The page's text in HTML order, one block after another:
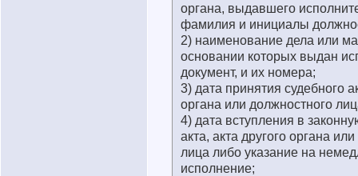
органа, выдавшего
фамилия и инициалы
2) наименование дела или
основании которых выдан
документ, и их номера;
3) дата принятия судебного
органа или должностного
4) дата вступления в
акта, акта другого органа
лица либо указание на
исполнение;